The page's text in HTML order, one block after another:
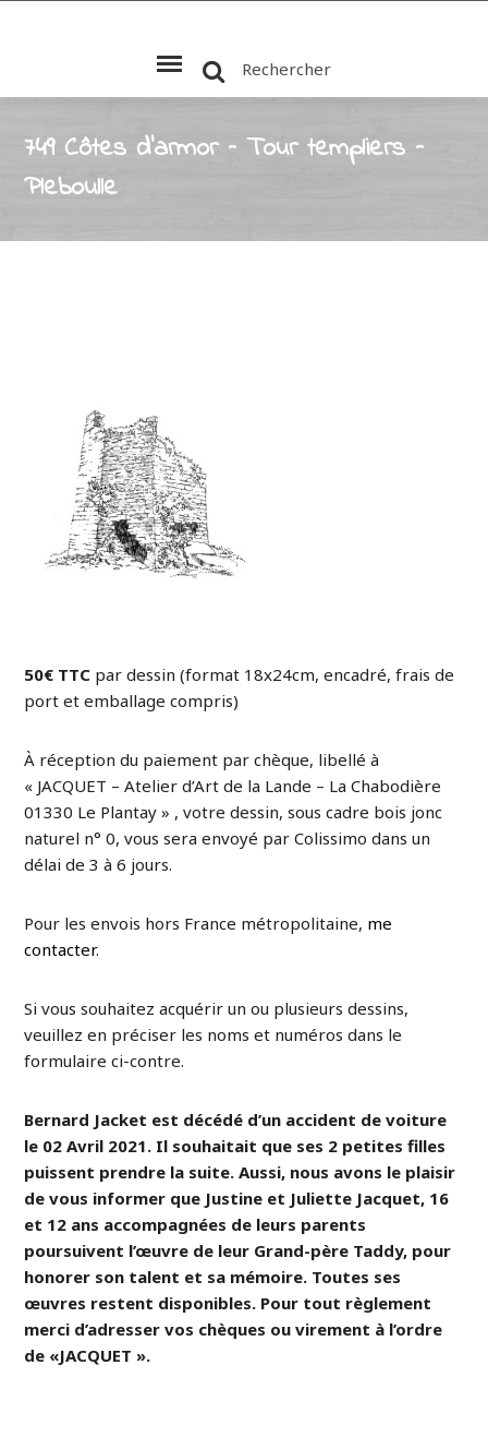
Rechercher
749 Côtes d’armor – Tour templiers –
Pleboulle
50€ TTC par dessin (format 18x24cm, encadré, frais de
port et emballage compris)
À réception du paiement par chèque, libellé à
« JACQUET – Atelier d’Art de la Lande – La Chabodière
01330 Le Plantay » , votre dessin, sous cadre bois jonc
naturel n° 0, vous sera envoyé par Colissimo dans un
délai de 3 à 6 jours.
Pour les envois hors France métropolitaine, me
contacter.
Si vous souhaitez acquérir un ou plusieurs dessins,
veuillez en préciser les noms et numéros dans le
formulaire ci-contre.
Bernard Jacket est décédé d’un accident de voiture
le 02 Avril 2021. Il souhaitait que ses 2 petites filles
puissent prendre la suite. Aussi, nous avons le plaisir
de vous informer que Justine et Juliette Jacquet, 16
et 12 ans accompagnées de leurs parents
poursuivent l’œuvre de leur Grand-père Taddy, pour
honorer son talent et sa mémoire. Toutes ses
œuvres restent disponibles. Pour tout règlement
merci d’adresser vos chèques ou virement à l’ordre
de «JACQUET ».